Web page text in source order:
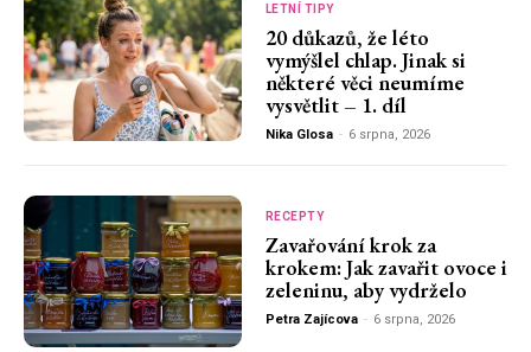
LETNÍ TIPY
20 důkazů, že léto
vymýšlel chlap. Jinak si
některé věci neumíme
vysvětlit – 1. díl
Nika Glosa - 6 srpna, 2026
RECEPTY
Zavařování krok za
krokem: Jak zavařit ovoce i
zeleninu, aby vydrželo
Petra Zajícova - 6 srpna, 2026